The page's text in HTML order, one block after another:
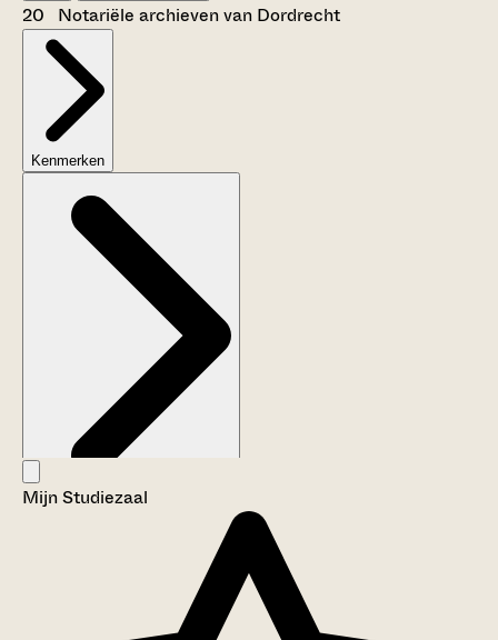
20 Notariële archieven van Dordrecht
Kenmerken
Aanwijzingen voor de gebruiker
Mijn Studiezaal